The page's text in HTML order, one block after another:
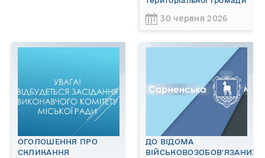
30 червня 2026
ОГОЛОШЕННЯ ПРО
СКЛИКАННЯ
ДО ВІДОМА
ВІЙСЬКОВОЗОБОВ'ЯЗАНИХ!